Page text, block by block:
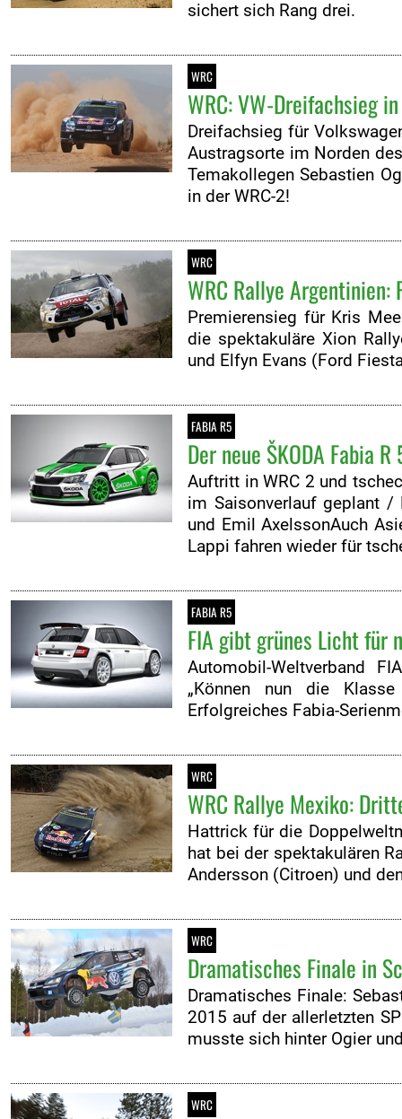
sichert sich Rang drei.
WRC
WRC: VW-Dreifachsieg
Dreifachsieg für
Austragsorte im Norden
Temakollegen Sebastien
in der WRC-2!
WRC
WRC Rallye
Premierensieg für Kris
die spektakuläre Xion
und Elfyn Evans (Ford
FABIA R5
Der neue ŠKODA Fabia
Auftritt in WRC 2 und
im Saisonverlauf geplant /
und Emil AxelssonAuch
Lappi fahren wieder für
FABIA R5
FIA gibt grünes Licht für
Automobil-Weltverband
„Können nun die
Erfolgreiches Fabia-
WRC
WRC Rallye Mexiko:
Hattrick für die
hat bei der spektakulären
Andersson (Citroen) und
WRC
Dramatisches Finale in
Dramatisches Finale:
2015 auf der allerletzten
musste sich hinter Ogier
WRC